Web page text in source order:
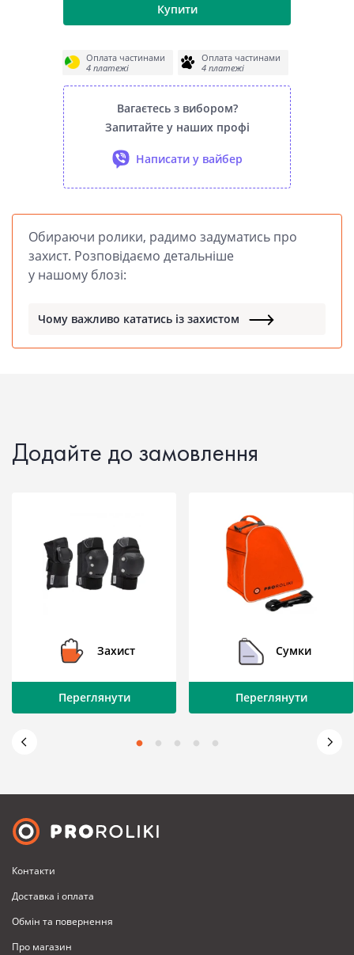
Купити
Оплата частинами
4 платежі
Оплата частинами
4 платежі
Вагаєтесь з вибором?
Запитайте у наших профі
Написати у вайбер
Обираючи ролики, радимо задуматись про
захист. Розповідаємо детальніше
у нашому блозі:
Чому важливо кататись із захистом
Додайте до замовлення
Захист
Переглянути
Сумки
Переглянути
Контакти
Доставка i оплата
Обмiн та повернення
Про магазин